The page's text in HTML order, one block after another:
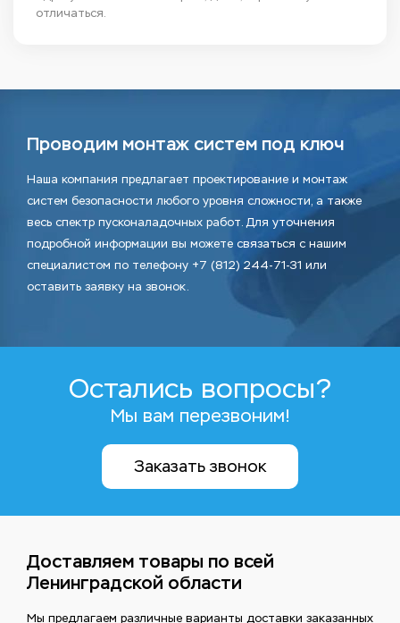
отличаться.
Проводим монтаж систем под ключ
Наша компания предлагает проектирование и монтаж
систем безопасности любого уровня сложности, а также
весь спектр пусконаладочных работ. Для уточнения
подробной информации вы можете связаться с нашим
специалистом по телефону +7 (812) 244-71-31 или
оставить заявку на звонок.
Остались вопросы?
Мы вам перезвоним!
Заказать звонок
Доставляем товары по всей
Ленинградской области
Мы предлагаем различные варианты доставки заказанных